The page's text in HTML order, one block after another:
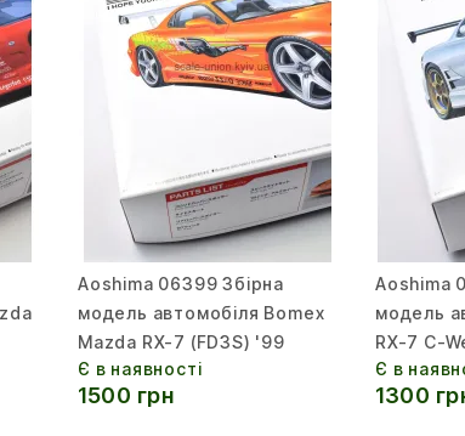
Aoshima 06399 Збірна
модель автомобіля Bomex
Mazda RX-7 (FD3S) '99
Є в наявності
1500 грн
Aoshima
модель
RX-7 C-
Є в
1300